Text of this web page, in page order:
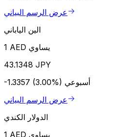
عرض الرسم البياني
الين الياباني
1 AED يساوي
43.1348 JPY
-1.3357 (3.00%) أسبوعي
عرض الرسم البياني
الدولار الكندي
1 AED يساوي